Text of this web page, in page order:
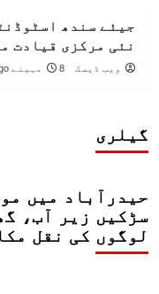
جیئے سندھ
نئی مرکزی قیادت
ویب ڈیسک 8 مہینے ago
گیلری
حیدرآباد میں
سڑکیں زیر آب،
لوگوں کی نقل